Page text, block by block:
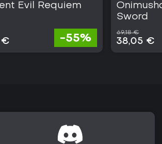
Evil Requiem
€ -55%
Sword
69,18 €
38,05 €